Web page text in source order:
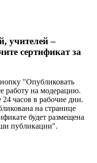
учителей –
сертификат за
"Опубликовать
работу на модерацию.
часов в рабочие дни.
на странице
будет размещена
публикации".